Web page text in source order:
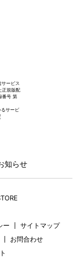
ービス
正規版配
番号 第
サービ
知らせ
ー
サイトマップ
お問合わせ